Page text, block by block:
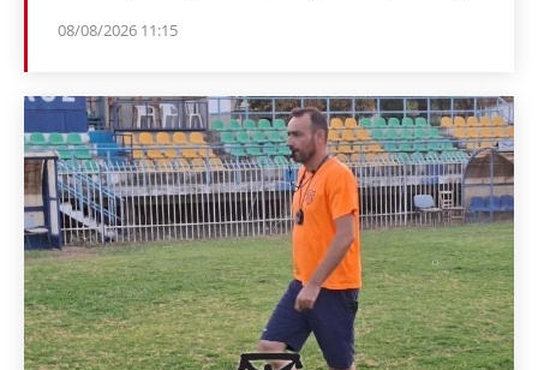
08/08/2026 11:15